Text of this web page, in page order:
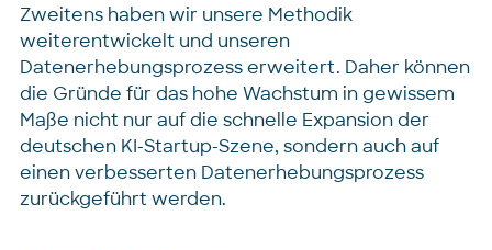
Zweitens haben wir unsere Methodik
weiterentwickelt und unseren
Datenerhebungsprozess erweitert. Daher können
die Gründe für das hohe Wachstum in gewissem
Maße nicht nur auf die schnelle Expansion der
deutschen KI-Startup-Szene, sondern auch auf
einen verbesserten Datenerhebungsprozess
zurückgeführt werden.